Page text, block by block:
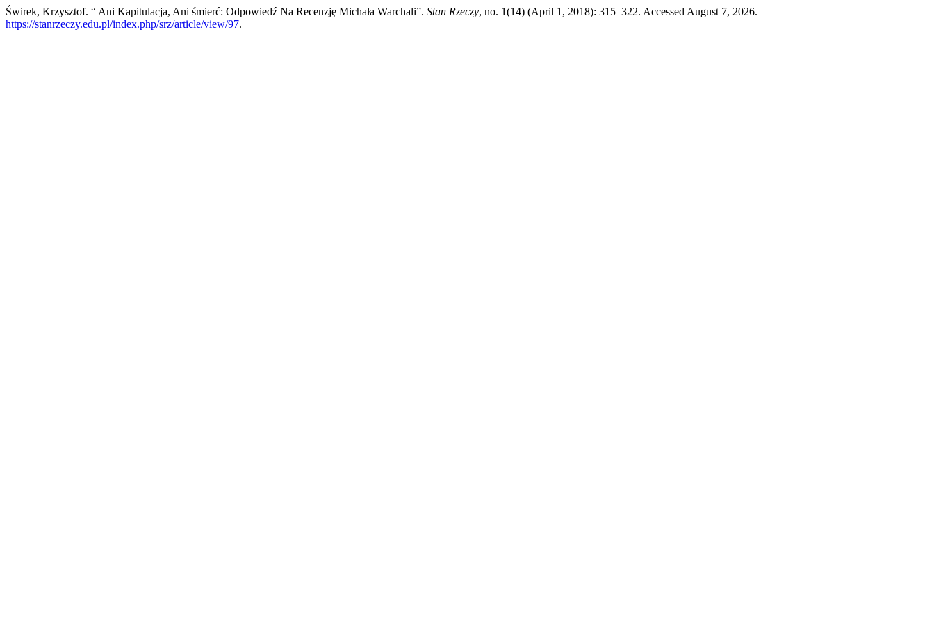
Świrek, Krzysztof. “ Ani Kapitulacja, Ani śmierć: Odpowiedź Na Recenzję Michała Warchali”. Stan Rzeczy, no. 1(14) (April 1, 2018): 315–322. Accessed August 7, 2026.
https://stanrzeczy.edu.pl/index.php/srz/article/view/97.